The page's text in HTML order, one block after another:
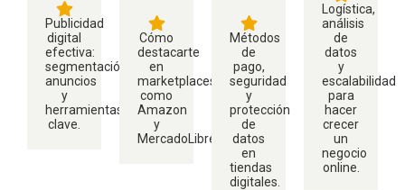
Publicidad
digital
efectiva:
segmentación,
anuncios
y
herramientas
clave.
Cómo
destacarte
en
marketplaces
como
Amazon
y
MercadoLibre
Métodos
de
pago,
seguridad
y
protección
de
datos
en
tiendas
digitales.
Logística,
análisis
de
datos
y
escalabilidad
para
hacer
crecer
un
negocio
online.